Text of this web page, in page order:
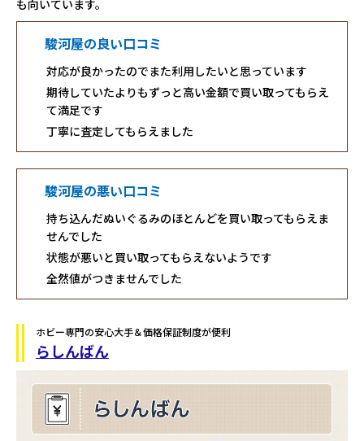
も向いています。
駿河屋の良い口コミ
対応が良かったのでまた利用したいと思っています
期待していたよりもずっと高い金額で買い取ってもらえ
て満足です
丁寧に査定してもらえました
駿河屋の悪い口コミ
持ち込んだぬいぐるみのほとんどを買い取ってもらえま
せんでした
状態が悪いと買い取ってもらえないようです
全然値がつきませんでした
ホビー専門の安心大手＆価格保証制度が便利
らしんばん